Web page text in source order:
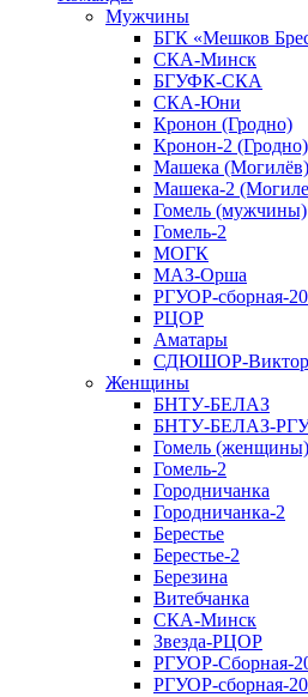
Мужчины
БГК «Мешков
СКА-Минск
БГУФК-СКА
СКА-Юни
Кронон (Гродно)
Кронон-2 (Гродно)
Машека (Могилёв)
Машека-2
Гомель (мужчины)
Гомель-2
МОГК
МАЗ-Орша
РГУОР-сборная-
РЦОР
Аматары
СДЮШОР-
Женщины
БНТУ-БЕЛАЗ
БНТУ-БЕЛАЗ-
Гомель (женщины)
Гомель-2
Городничанка
Городничанка-2
Берестье
Берестье-2
Березина
Витебчанка
СКА-Минск
Звезда-РЦОР
РГУОР-Сборная-
РГУОР-сборная-